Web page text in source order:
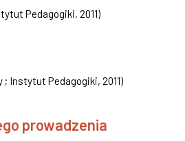
Pedagogiki, 2011)
; Instytut Pedagogiki, 2011)
prowadzenia